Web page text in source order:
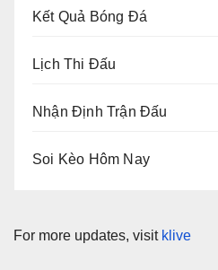
Kết Quả Bóng Đá
Lịch Thi Đấu
Nhận Định Trận Đấu
Soi Kèo Hôm Nay
For more updates, visit klive